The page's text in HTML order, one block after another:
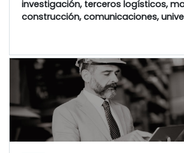
investigación, terceros logísticos,
construcción, comunicaciones,